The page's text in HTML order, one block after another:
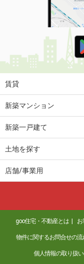
賃貸
新築マンション
新築一戸建て
土地を探す
店舗/事業用
goo住宅・不動産とは
物件に関するお問合せの流
個人情報の取り扱